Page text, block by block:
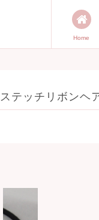
発信しま
Home
ステッチリボンヘ